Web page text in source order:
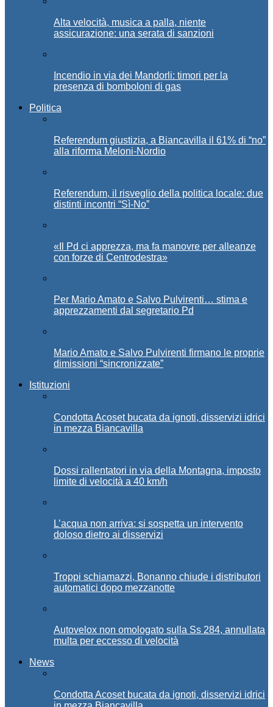
Alta velocità, musica a palla, niente
assicurazione: una serata di sanzioni
Incendio in via dei Mandorli: timori per la
presenza di bomboloni di gas
Politica
Referendum giustizia, a Biancavilla il 61% di “no”
alla riforma Meloni-Nordio
Referendum, il risveglio della politica locale: due
distinti incontri “Sì-No”
«Il Pd ci apprezza, ma fa manovre per alleanze
con forze di Centrodestra»
Per Mario Amato e Salvo Pulvirenti… stima e
apprezzamenti dal segretario Pd
Mario Amato e Salvo Pulvirenti firmano le proprie
dimissioni “sincronizzate”
Istituzioni
Condotta Acoset bucata da ignoti, disservizi idrici
in mezza Biancavilla
Dossi rallentatori in via della Montagna, imposto
limite di velocità a 40 km/h
L’acqua non arriva: si sospetta un intervento
doloso dietro ai disservizi
Troppi schiamazzi, Bonanno chiude i distributori
automatici dopo mezzanotte
Autovelox non omologato sulla Ss 284, annullata
multa per eccesso di velocità
News
Condotta Acoset bucata da ignoti, disservizi idrici